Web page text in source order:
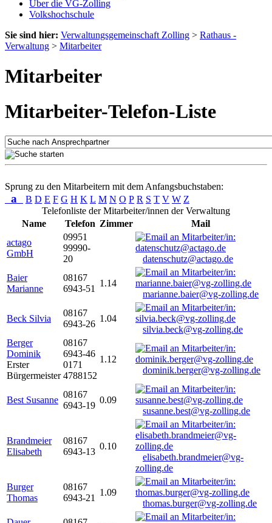
Über die VG-Zolling
Volkshochschule
Sie sind hier: Verwaltungsgemeinschaft Zolling > Rathaus -
Verwaltung > Mitarbeiter
Mitarbeiter
Mitarbeiter-Telefon-Liste
Sprung zu den Mitarbeitern mit dem Anfangsbuchstaben:
a B D E F G H K L M N O P R S T V W Z
Telefonliste der Mitarbeiter/innen der Verwaltung
Name
Telefon Zimmer
Mail
actago
GmbH
09951
99990-
20
datenschutz@actago.de
Baier
Marianne
08167
6943-51
1.14
marianne.baier@vg-zolling.de
Beck Silvia
08167
6943-26
1.04
silvia.beck@vg-zolling.de
Berger
Dominik
Erster
Bürgermeister
08167
6943-46
0171
4788152
1.12
dominik.berger@vg-zolling.de
Best Susanne
08167
6943-19
0.09
susanne.best@vg-zolling.de
Brandmeier
Elisabeth
08167
6943-13
0.10
elisabeth.brandmeier@vg-
zolling.de
Burger
Thomas
08167
6943-21
1.09
thomas.burger@vg-zolling.de